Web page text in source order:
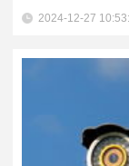
面板清洁，避免潮
板的应用变频器中
2024-12-27